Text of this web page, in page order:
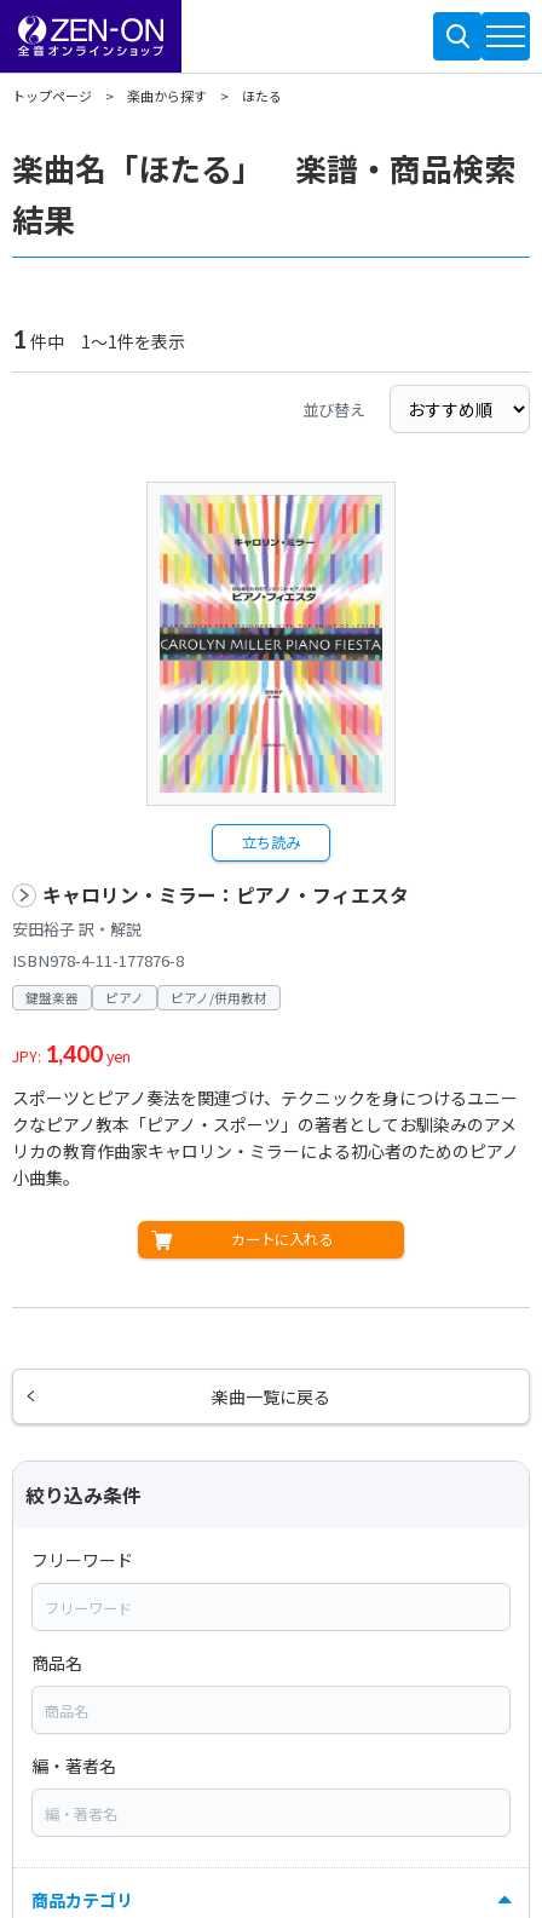
トップページ 楽曲から探す ほたる
楽曲名「ほたる」 楽譜・商品検索
結果
1 件中 1～1件を表示
並び替え
立ち読み
キャロリン・ミラー：ピアノ・フィエスタ
安田裕子 訳・解説
ISBN978-4-11-177876-8
鍵盤楽器 ピアノ ピアノ/併用教材
JPY: 1,400yen
スポーツとピアノ奏法を関連づけ、テクニックを身につけるユニー
クなピアノ教本「ピアノ・スポーツ」の著者としてお馴染みのアメ
リカの教育作曲家キャロリン・ミラーによる初心者のためのピアノ
小曲集。
カートに入れる
楽曲一覧に戻る
絞り込み条件
フリーワード
商品名
編・著者名
商品カテゴリ